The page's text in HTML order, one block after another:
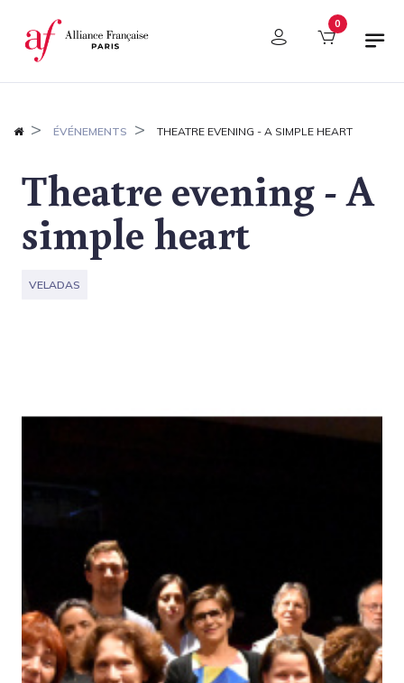
Panel de gestión de cookies 0
ÉVÉNEMENTS THEATRE EVENING - A SIMPLE HEART
Theatre evening - A
simple heart
VELADAS